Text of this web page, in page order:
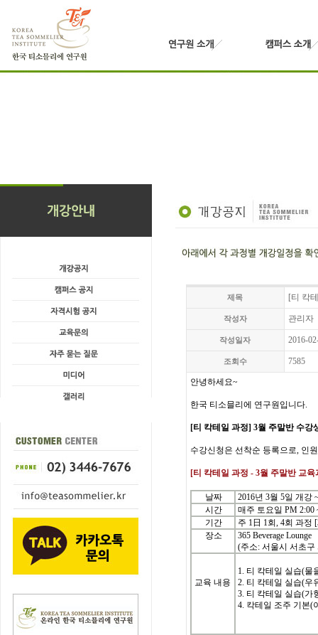
제목 [티 칵
작성자 관리자
작성일자 2016-
조회수 7585
안녕하세요~
한국 티소믈리에 연구원입니다.
[티 칵테일 과정] 3월 주말반 수강
수강신청은 선착순 등록으로, 인원
[티 칵테일 과정 - 3월 주말반 교육
날짜
2016년 3월 5일 개강
시간
매주 토요일 PM 2:00
기간
주 1日 1회 , 4회 과정
장소
365 Beverage Lounge
(주소: 서울시 서초구
교육 내용
1. 티 칵테일 실습(물
2. 티 칵테일 실습(우
3. 티 칵테일 실습(가
4. 칵테일 조주 기본(